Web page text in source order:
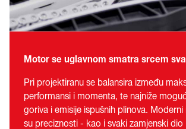
Motor se uglavnom smatra srcem
Pri projektiranu se balansira između
performansi i momenta, te najniže
goriva i emisije ispušnih plinova.
su preciznosti - kao i svaki zamjenski dio